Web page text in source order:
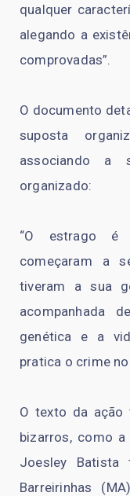
qualquer
alegando a
comprovadas”.
O documento
suposta
associando a
organizado:
“O estrago é
começaram a
tiveram a sua
acompanhada
genética e a
pratica o crime
O texto da ação
bizarros, como
Joesley
Barreirinhas